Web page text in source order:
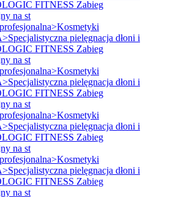
FITNESS Zabieg
na st
pielęgnacja dłoni i
FITNESS Zabieg
na st
pielęgnacja dłoni i
FITNESS Zabieg
na st
pielęgnacja dłoni i
FITNESS Zabieg
na st
pielęgnacja dłoni i
FITNESS Zabieg
na st